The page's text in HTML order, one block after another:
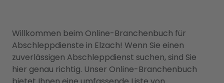
Willkommen beim Online-Branchenbuch für
Abschleppdienste in Elzach! Wenn Sie einen
zuverlässigen Abschleppdienst suchen, sind Sie
hier genau richtig. Unser Online-Branchenbuch